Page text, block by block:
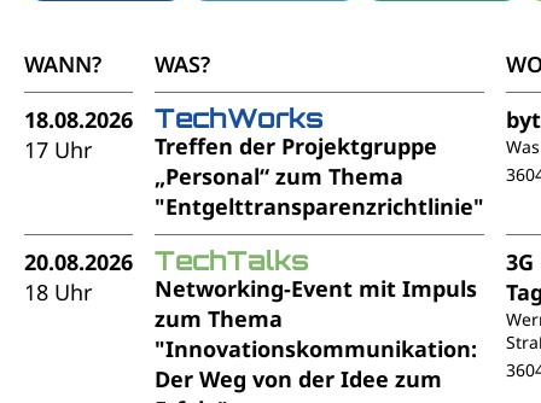
WANN? WAS?
18.08.2026
17 Uhr
TechWorks
Treffen der Projektgruppe
„Personal“ zum Thema
"Entgelttransparenzrichtlinie"
20.08.2026
18 Uhr
TechTalks
Networking-Event mit Impuls
zum Thema
"Innovationskommunikation:
Der Weg von der Idee zum
3G